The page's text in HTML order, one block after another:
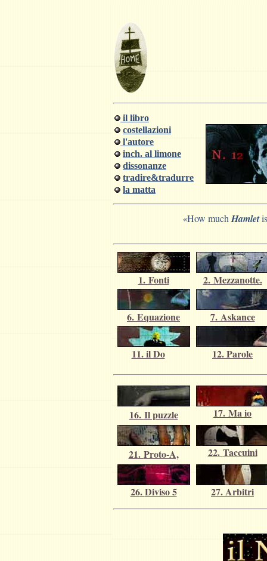
il libro
costellazioni
l'autore
inch. al limone
dissonanze
tradire&tradurre
la matta
«How much Hamlet
1. Fonti 2. Mezzanotte.
6. Equazione 7. Askance
11. il Do 12. Parole
16. Il puzzle 17. Ma io
21. Proto-A, 22. Taccuini
26.Diviso 5 27.Arbitri